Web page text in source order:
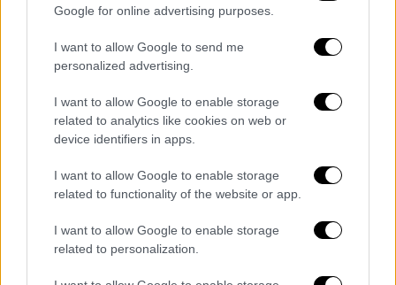
Google for online advertising purposes.
I want to allow Google to send me
personalized advertising.
I want to allow Google to enable storage
related to analytics like cookies on web or
device identifiers in apps.
I want to allow Google to enable storage
related to functionality of the website or app.
I want to allow Google to enable storage
related to personalization.
Κόσμος|24.01.2023 18:09
Ανησυχία στη Βρετανία για ασυνόδευτα
παιδιά που ζητούν άσυλο: Αγνοούνται
200 - Η παραδοχή υπουργού και τα
Συνολικά 200 παιδιά που ζητούσαν άσυλο